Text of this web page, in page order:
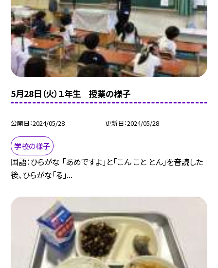
5月28日（火）１年生 授業の様子
公開日 2024/05/28 更新日 2024/05/28
学校の様子
国語：ひらがな 「あめですよ」と「こん こと とん」を音読した
後、ひらがな「る」...